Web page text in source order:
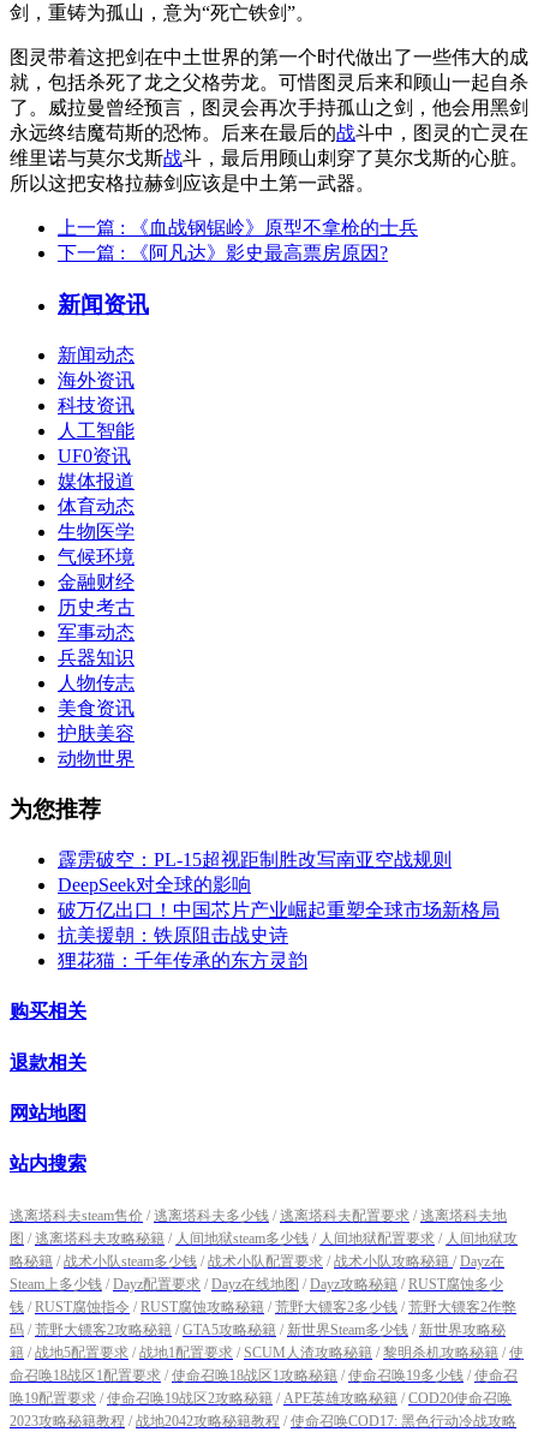
剑，重铸为孤山，意为“死亡铁剑”。
图灵带着这把剑在中土世界的第一个时代做出了一些伟大的成
就，包括杀死了龙之父格劳龙。可惜图灵后来和顾山一起自杀
了。威拉曼曾经预言，图灵会再次手持孤山之剑，他会用黑剑
永远终结魔苟斯的恐怖。后来在最后的战斗中，图灵的亡灵在
维里诺与莫尔戈斯战斗，最后用顾山刺穿了莫尔戈斯的心脏。
所以这把安格拉赫剑应该是中土第一武器。
上一篇 : 《血战钢锯岭》原型不拿枪的士兵
下一篇 : 《阿凡达》影史最高票房原因?
新闻资讯
新闻动态
海外资讯
科技资讯
人工智能
UF0资讯
媒体报道
体育动态
生物医学
气候环境
金融财经
历史考古
军事动态
兵器知识
人物传志
美食资讯
护肤美容
动物世界
为您推荐
霹雳破空：PL-15超视距制胜改写南亚空战规则
DeepSeek对全球的影响
破万亿出口！中国芯片产业崛起重塑全球市场新格局
抗美援朝：铁原阻击战史诗
狸花猫：千年传承的东方灵韵
购买相关
退款相关
网站地图
站内搜索
逃离塔科夫steam售价 / 逃离塔科夫多少钱 / 逃离塔科夫配置要求 / 逃离塔科夫地
图 / 逃离塔科夫攻略秘籍 / 人间地狱steam多少钱 / 人间地狱配置要求 / 人间地狱攻
略秘籍 / 战术小队steam多少钱 / 战术小队配置要求 / 战术小队攻略秘籍 / Dayz在
Steam上多少钱 / Dayz配置要求 / Dayz在线地图 / Dayz攻略秘籍 / RUST腐蚀多少
钱 / RUST腐蚀指令 / RUST腐蚀攻略秘籍 / 荒野大镖客2多少钱 / 荒野大镖客2作弊
码 / 荒野大镖客2攻略秘籍 / GTA5攻略秘籍 / 新世界Steam多少钱 / 新世界攻略秘
籍 / 战地5配置要求 / 战地1配置要求 / SCUM人渣攻略秘籍 / 黎明杀机攻略秘籍 / 使
命召唤18战区1配置要求 / 使命召唤18战区1攻略秘籍 / 使命召唤19多少钱 / 使命召
唤19配置要求 / 使命召唤19战区2攻略秘籍 / APE英雄攻略秘籍 / COD20使命召唤
2023攻略秘籍教程 / 战地2042攻略秘籍教程 / 使命召唤COD17: 黑色行动冷战攻略